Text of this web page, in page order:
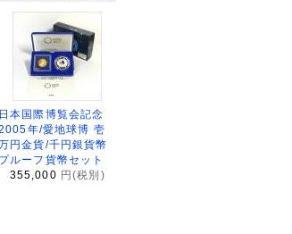
日本国際博覧会記念
年/愛地球博 壱
円金貨/千円銀貨幣
プルーフ貨幣セット
355,000 円(税別)